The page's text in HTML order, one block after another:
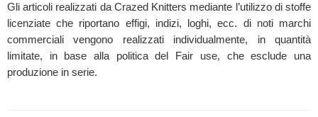
Gli articoli realizzati da Crazed Knitters mediante l’utilizzo di stoffe
licenziate che riportano effigi, indizi, loghi, ecc. di noti marchi
commerciali vengono realizzati individualmente, in quantità
limitate, in base alla politica del Fair use, che esclude una
produzione in serie.